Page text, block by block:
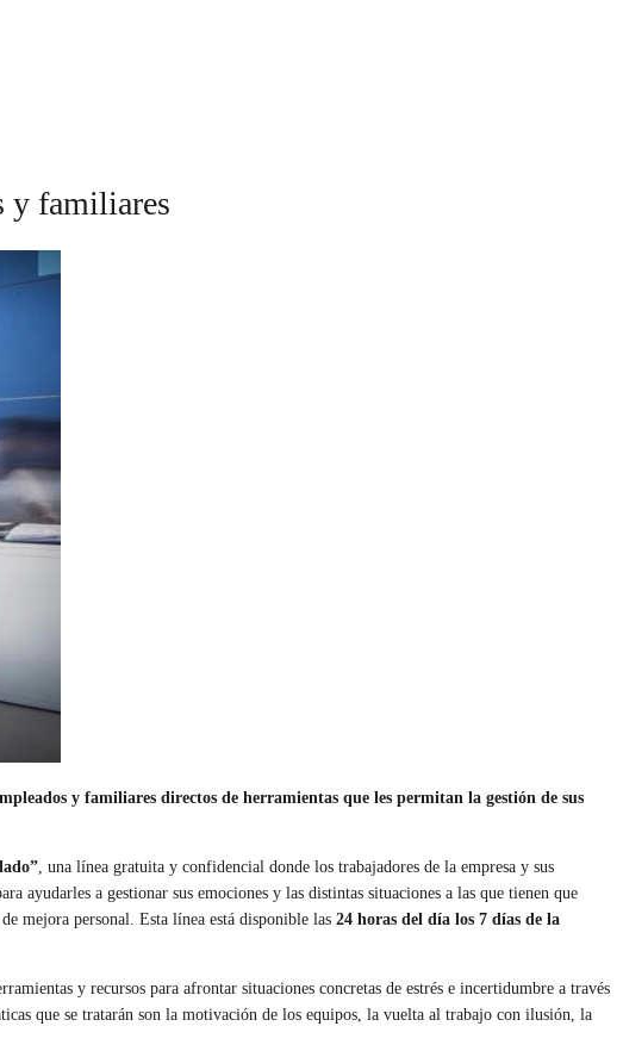
y familiares
y familiares directos de herramientas que les permitan la gestión de sus
, una línea gratuita y confidencial donde los trabajadores de la empresa y sus
ayudarles a gestionar sus emociones y las distintas situaciones a las que tienen que
mejora personal. Esta línea está disponible las 24 horas del día los 7 días de la
y recursos para afrontar situaciones concretas de estrés e incertidumbre a través
que se tratarán son la motivación de los equipos, la vuelta al trabajo con ilusión, la